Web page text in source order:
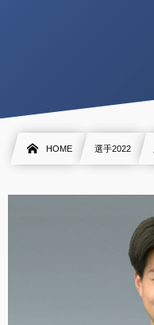
HOME 選手2022